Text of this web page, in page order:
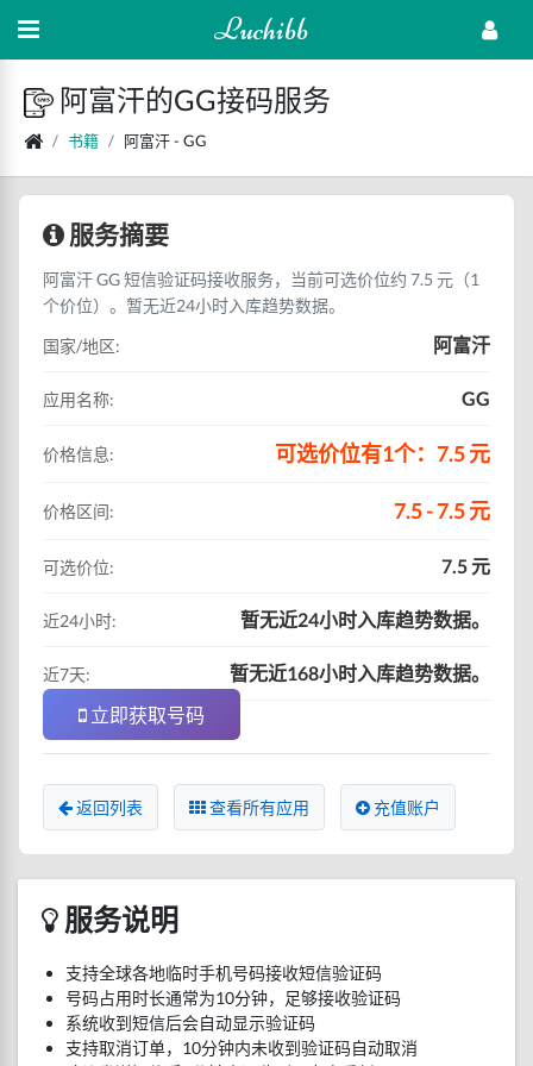
Luchibb
阿富汗的GG接码服务
书籍 阿富汗 - GG
服务摘要
阿富汗 GG 短信验证码接收服务，当前可选价位约 7.5 元（1
个价位）。暂无近24小时入库趋势数据。
国家/地区:
阿富汗
应用名称: GG
价格信息: 可选价位有1个：7.5 元
价格区间: 7.5 - 7.5 元
可选价位: 7.5 元
近24小时: 暂无近24小时入库趋势数据。
近7天:
暂无近168小时入库趋势数据。
立即获取号码
返回列表 查看所有应用 充值账户
服务说明
支持全球各地临时手机号码接收短信验证码
号码占用时长通常为10分钟，足够接收验证码
系统收到短信后会自动显示验证码
支持取消订单，10分钟内未收到验证码自动取消